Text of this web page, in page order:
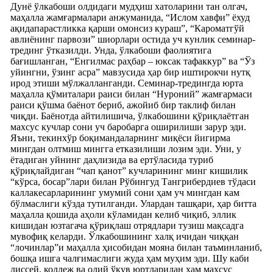
Дунё ўлкабоши олдидаги мудҳиш хатоларини тан олгач,
маҳалла жамғармалари анжуманида, “Ислом хавфи” ёхуд
ақидапарастликка қарши омонсиз кураш”, “Кароматгўй
авлиёнинг парвози” шиорлари остида уч кунлик семинар-
трединг ўтказилди. Унда, ўлкабоши фаолиятига
бағишланган, “Енгилмас раҳбар – юксак тафаккур” ва “Ўз
уйингни, ўзинг асра” мавзусида ҳар бир иштирокчи нутқ
ирод этиши мўлжалланганди. Семинар-тредингда юрта
маҳалла қўмиталари раиси билан “Нуроний” жамғармаси
раиси қўшма баёнот бериб, ажойиб бир таклиф билан
чиқди. Баёнотда айтилишича, ўлкабошини қўриқлаётган
махсус кучлар сони уч баробарга оширилиши зарур эди.
Яъни, текинхўр боқимандаларнинг миқёси йигирма
мингдан олтмиш мингга етказилиши лозим эди. Уни, у
ётадиган уйнинг даҳлизида ва ертўласида туриб
қўриқлайдиган “чап қанот” кучларининг минг кишилик
“кўрса, босар”лари билан Рўбингуд Тангрибердиев тўдаси
каллакесарларининг умумий сони ҳам уч мингдан кам
бўлмаслиги кўзда тутилганди. Улардан ташқари, ҳар битта
маҳалла қошида аҳоли кўламидан келиб чиқиб, эллик
кишидан юзтагача қўриқлаш отрядлари тузиш мақсадга
мувофиқ келарди. Ўлкабошининг халқ ичидан чиққан
“лочинлар”и маҳалла ҳисобидан мояна билан таъминланиб,
бошқа ишга чалғимаслиги жуда ҳам муҳим эди. Шу каби
лиссей, коллеж ва олий ўқув юртларидан ҳам махсус